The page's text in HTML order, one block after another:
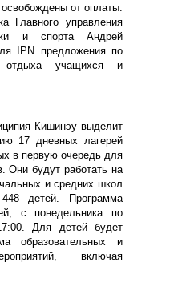
от оплаты.
Главного управления
и спорта Андрей
IPN предложения по
отдыха учащихся и
Кишинэу выделит
17 дневных лагерей
в первую очередь для
Они будут работать на
и средних школ
детей. Программа
с понедельника по
Для детей будет
образовательных и
включая